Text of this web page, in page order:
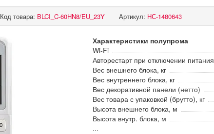
Код товара: BLCI_C-60HN8/EU_23Y Артикул: НС-1480643
Характеристики полупрома
Wi-Fi
Авторестарт при отключении питания
Вес внешнего блока, кг
Вес внутреннего блока, кг
Вес декоративной панели (нетто)
Вес товара с упаковкой (брутто), кг
Высота внешнего блока, м
Высота внутр. блока, м
...